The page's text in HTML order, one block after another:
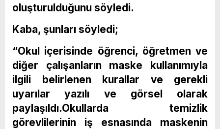
oluşturulduğunu söyledi.
Kaba, şunları söyledi;
“Okul içerisinde öğrenci, öğretmen ve
diğer çalışanların maske kullanımıyla
ilgili belirlenen kurallar ve gerekli
uyarılar yazılı ve görsel olarak
paylaşıldı.Okullarda temizlik
görevlilerinin iş esnasında maskenin